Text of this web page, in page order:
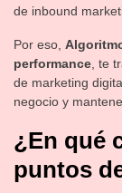
de inbound
Por eso,
performance , te
de marketing
negocio y
¿En qué
puntos